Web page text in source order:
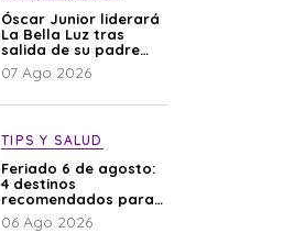
Óscar Junior liderará
La Bella Luz tras
salida de su padre
por polémica con
Naldy Saldaña
07 Ago 2026
TIPS Y SALUD
Feriado 6 de agosto:
4 destinos
recomendados para
disfrutar el descanso
06 Ago 2026